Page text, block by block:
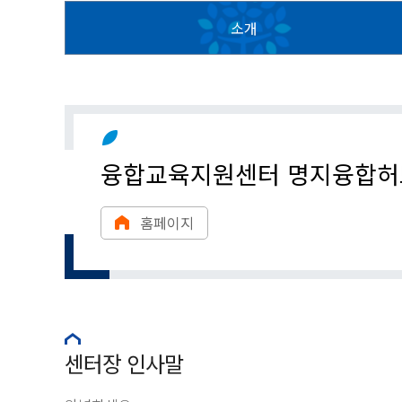
소개
융합교육지원센터 명지융합
홈페이지
센터장 인사말